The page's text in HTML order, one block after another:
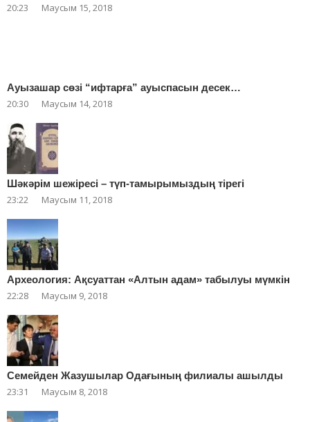
20:23 Маусым 15, 2018
Ауызашар сөзі “ифтарға” ауыспасын десек…
20:30 Маусым 14, 2018
Шәкәрім шежіресі – түп-тамырымыздың тірегі
23:22 Маусым 11, 2018
Археология: Ақсуаттан «Алтын адам» табылуы мүмкін
22:28 Маусым 9, 2018
Cемейден Жазушылар Одағының филиалы ашылды
23:31 Маусым 8, 2018